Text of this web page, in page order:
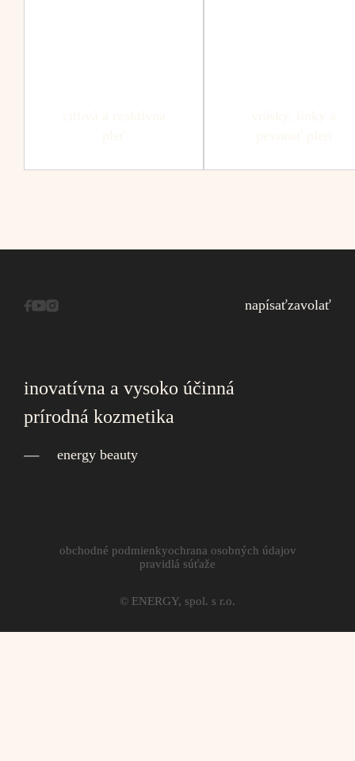
napísaťzavolať
inovatívna a vysoko účinná
prírodná kozmetika
energy beauty
© ENERGY, spol. s r.o.
obchodné podmienkyochrana osobných údajov
pravidlá súťaže